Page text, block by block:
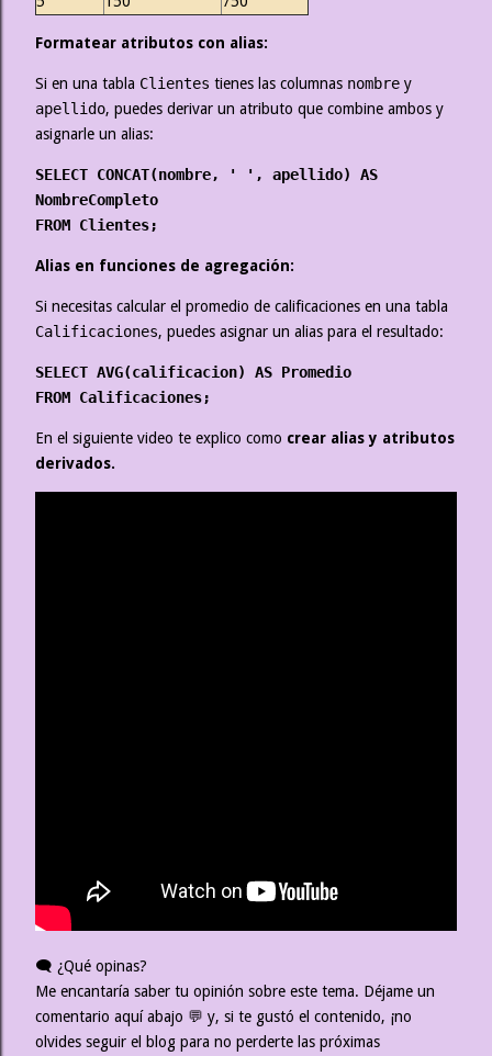
Formatear atributos con alias:
Si en una tabla Clientes tienes las columnas nombre y
apellido, puedes derivar un atributo que combine ambos y
asignarle un alias:
SELECT CONCAT(nombre, ' ', apellido) AS
NombreCompleto
FROM Clientes;
Alias en funciones de agregación:
Si necesitas calcular el promedio de calificaciones en una tabla
Calificaciones, puedes asignar un alias para el resultado:
SELECT AVG(calificacion) AS Promedio
FROM Calificaciones;
En el siguiente video te explico como crear alias y atributos
derivados.
🗨️ ¿Qué opinas?
Me encantaría saber tu opinión sobre este tema. Déjame un
comentario aquí abajo 💬 y, si te gustó el contenido, ¡no
olvides seguir el blog para no perderte las próximas